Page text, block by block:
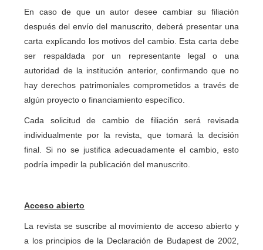
En caso de que un autor desee cambiar su filiación
después del envío del manuscrito, deberá presentar una
carta explicando los motivos del cambio. Esta carta debe
ser respaldada por un representante legal o una
autoridad de la institución anterior, confirmando que no
hay derechos patrimoniales comprometidos a través de
algún proyecto o financiamiento específico.
Cada solicitud de cambio de filiación será revisada
individualmente por la revista, que tomará la decisión
final. Si no se justifica adecuadamente el cambio, esto
podría impedir la publicación del manuscrito.
Acceso abierto
La revista se suscribe al movimiento de acceso abierto y
a los principios de la Declaración de Budapest de 2002,